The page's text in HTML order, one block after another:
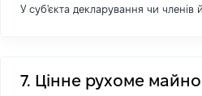
У суб'єкта декларування чи членів
7. Цінне рухоме